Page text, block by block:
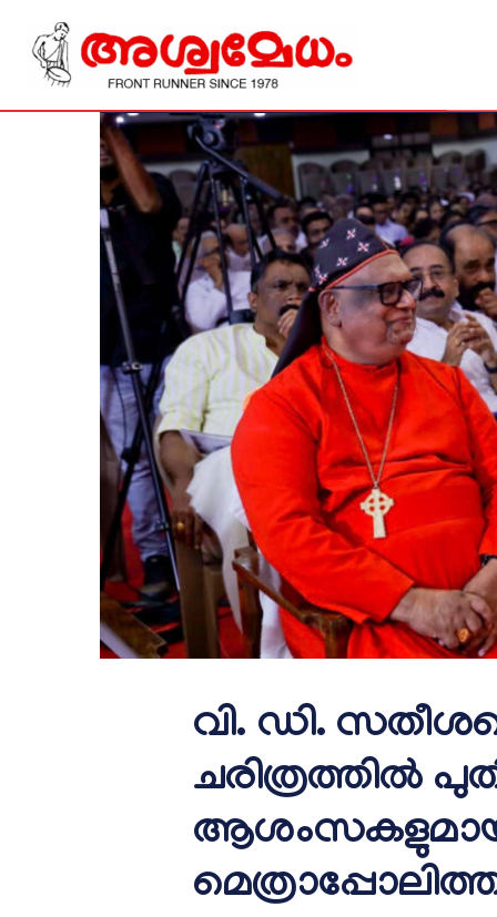
വി. ഡി.
ചരിത്രത്തിൽ